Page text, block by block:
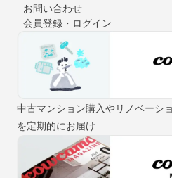
お問い合わせ
会員登録・ログイン
中古マンション購入やリノベーシ
を定期的にお届け